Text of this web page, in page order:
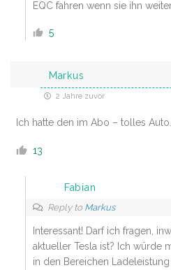
EQC fahren wenn sie ihn
5
Markus
2 Jahre zuvor
Ich hatte den im Abo – tolles
13
Fabian
Reply to Markus
Interessant! Darf ich fragen,
aktueller Tesla ist? Ich würde
in den Bereichen